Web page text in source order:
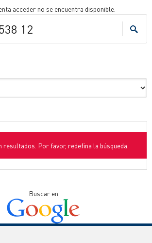
acceder no se encuentra disponible.
Por favor, redefina la búsqueda.
Buscar en